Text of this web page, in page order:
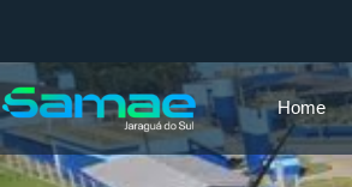
Home